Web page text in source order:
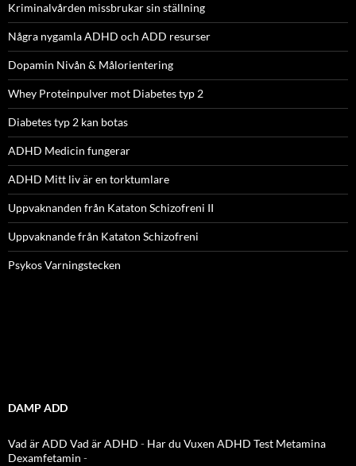
Kriminalvården missbrukar sin ställning
Några nygamla ADHD och ADD resurser
Dopamin Nivån & Målorientering
Whey Proteinpulver mot Diabetes typ 2
Diabetes typ 2 kan botas
ADHD Medicin fungerar
ADHD Mitt liv är en torktumlare
Uppvaknanden från Kataton Schizofreni II
Uppvaknande från Kataton Schizofreni
Psykos Varningstecken
DAMP ADD
Vad är ADD Vad är ADHD - Har du Vuxen ADHD Test Metamina
Dexamfetamin -